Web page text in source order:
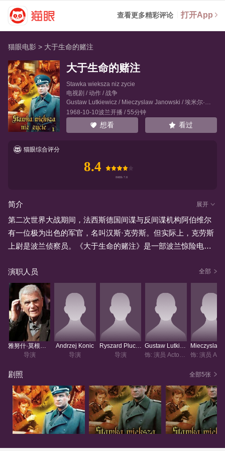
查看更多精彩评论 打开App
猫眼电影 > 大于生命的赌注
大于生命的赌注
Stawka wieksza niz zycie
电视剧 / 动作 / 战争
Gustaw Lutkiewicz/ Mieczyslaw Janowski /埃米尔·卡尔维茨
1968-10-10波兰开播 / 55分钟
想看 看过
猫眼综合评分
8.4
简介 展开
第二次世界大战期间，法西斯德国间谍与反间谍机构阿伯维尔
有一位极为出色的军官，名叫汉斯·克劳斯。但实际上，克劳斯
上尉是波兰侦察员。《大于生命的赌注》是一部波兰惊险电视
多次出现的“苏维埃”一词应指苏联。尽管剧中“克劳斯大尉”无疑
是波兰人，但俄国人还是不假思索地称他为“苏联侦察员”），并
在70 - 80年代多次重播。该系列片原本只有6集，大家觉得6集
已足够长，然而播出后引发了观众的空前狂热，于是不得不紧
急加拍，最终又拍了12集。因在剧中扮演英勇无畏的苏维埃侦
察员“克劳斯大尉”，斯坦尼斯拉夫·米库尔斯基成为苏维埃姑娘
心目中无可比拟的偶像。这部电视系列片拍摄于60年代中期（1
演职人员 全部
导演
Andrzej Konic
导演
Ryszard Plucinski
导演
剧照 全部5张